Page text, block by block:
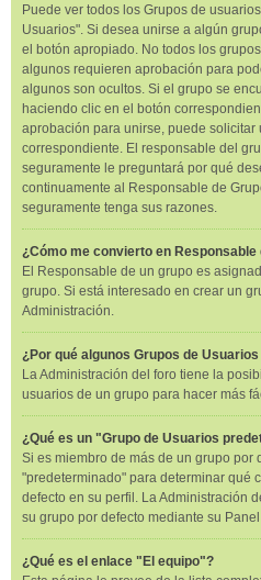
Puede ver todos los Grupos de
Usuarios". Si desea unirse a algún
el botón apropiado. No todos los
algunos requieren aprobación para
algunos son ocultos. Si el grupo se
haciendo clic en el botón
aprobación para unirse, puede
correspondiente. El responsable del
seguramente le preguntará por qué
continuamente al Responsable de
seguramente tenga sus razones.
¿Cómo me convierto en Responsable
El Responsable de un grupo es
grupo. Si está interesado en crear un
Administración.
¿Por qué algunos Grupos de
La Administración del foro tiene la
usuarios de un grupo para hacer más
¿Qué es un "Grupo de Usuarios
Si es miembro de más de un grupo por
"predeterminado" para determinar qué
defecto en su perfil. La Administración
su grupo por defecto mediante su
¿Qué es el enlace "El equipo"?